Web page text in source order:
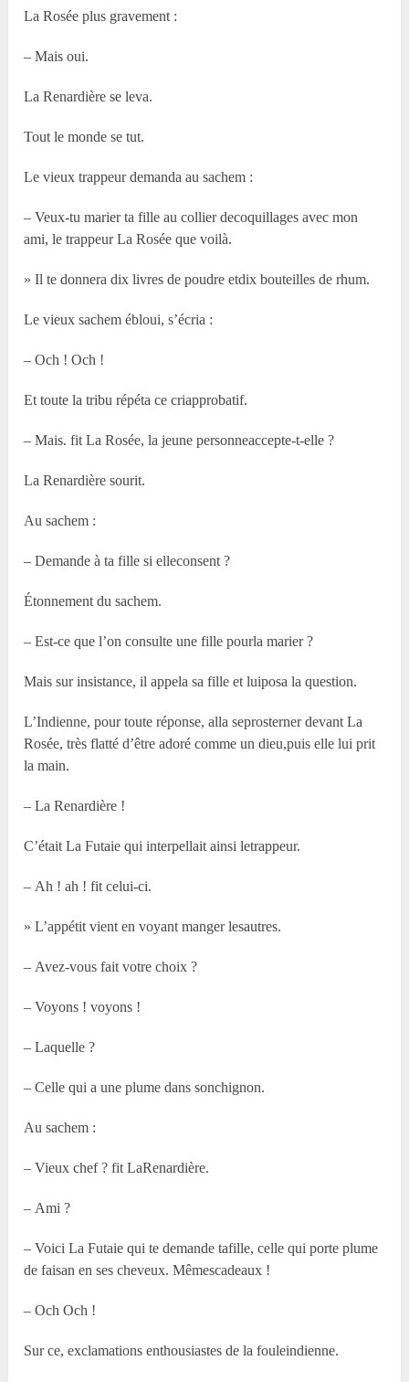
La Rosée plus gravement :
– Mais oui.
La Renardière se leva.
Tout le monde se tut.
Le vieux trappeur demanda au sachem :
– Veux-tu marier ta fille au collier decoquillages avec mon
ami, le trappeur La Rosée que voilà.
» Il te donnera dix livres de poudre etdix bouteilles de rhum.
Le vieux sachem ébloui, s’écria :
– Och ! Och !
Et toute la tribu répéta ce criapprobatif.
– Mais. fit La Rosée, la jeune personneaccepte-t-elle ?
La Renardière sourit.
Au sachem :
– Demande à ta fille si elleconsent ?
Étonnement du sachem.
– Est-ce que l’on consulte une fille pourla marier ?
Mais sur insistance, il appela sa fille et luiposa la question.
L’Indienne, pour toute réponse, alla seprosterner devant La
Rosée, très flatté d’être adoré comme un dieu,puis elle lui prit
la main.
– La Renardière !
C’était La Futaie qui interpellait ainsi letrappeur.
– Ah ! ah ! fit celui-ci.
» L’appétit vient en voyant manger lesautres.
– Avez-vous fait votre choix ?
– Voyons ! voyons !
– Laquelle ?
– Celle qui a une plume dans sonchignon.
Au sachem :
– Vieux chef ? fit LaRenardière.
– Ami ?
– Voici La Futaie qui te demande tafille, celle qui porte plume
de faisan en ses cheveux. Mêmescadeaux !
– Och Och !
Sur ce, exclamations enthousiastes de la fouleindienne.